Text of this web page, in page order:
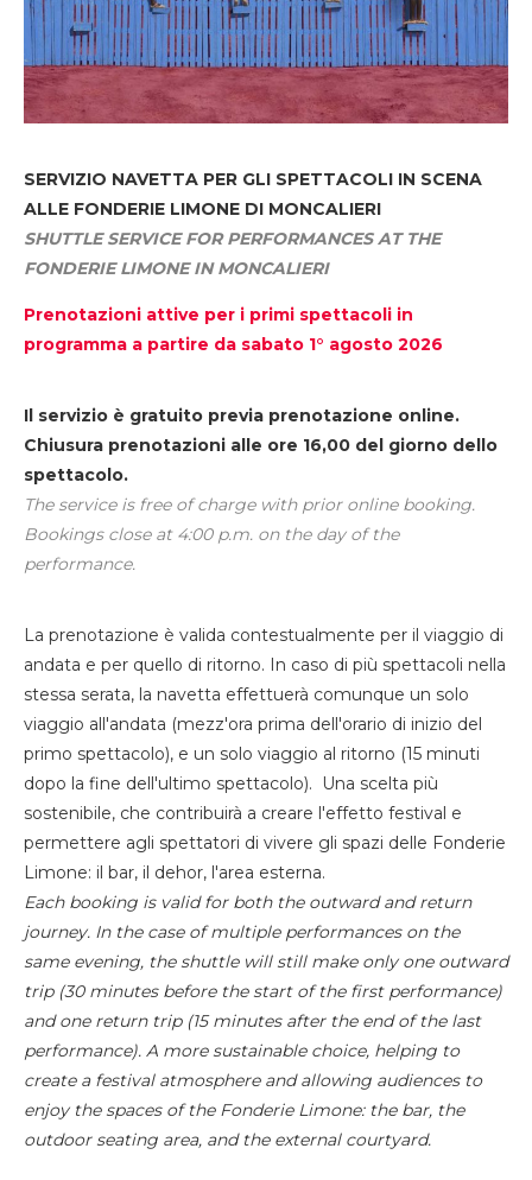
SERVIZIO NAVETTA PER GLI SPETTACOLI IN SCENA
ALLE FONDERIE LIMONE DI MONCALIERI
SHUTTLE SERVICE FOR PERFORMANCES AT THE
FONDERIE LIMONE IN MONCALIERI
Prenotazioni attive per i primi spettacoli in
programma a partire da sabato 1° agosto 2026
Il servizio è gratuito previa prenotazione online.
Chiusura prenotazioni alle ore 16,00 del giorno dello
spettacolo.
The service is free of charge with prior online booking.
Bookings close at 4:00 p.m. on the day of the
performance.
La prenotazione è valida contestualmente per il viaggio di
andata e per quello di ritorno. In caso di più spettacoli nella
stessa serata, la navetta effettuerà comunque un solo
viaggio all'andata (mezz'ora prima dell'orario di inizio del
primo spettacolo), e un solo viaggio al ritorno (15 minuti
dopo la fine dell'ultimo spettacolo). Una scelta più
sostenibile, che contribuirà a creare l'effetto festival e
permettere agli spettatori di vivere gli spazi delle Fonderie
Limone: il bar, il dehor, l'area esterna.
Each booking is valid for both the outward and return
journey. In the case of multiple performances on the
same evening, the shuttle will still make only one outward
trip (30 minutes before the start of the first performance)
and one return trip (15 minutes after the end of the last
performance). A more sustainable choice, helping to
create a festival atmosphere and allowing audiences to
enjoy the spaces of the Fonderie Limone: the bar, the
outdoor seating area, and the external courtyard.